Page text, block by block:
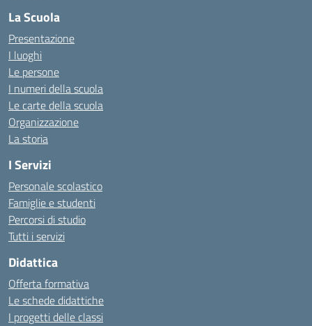
La Scuola
Presentazione
I luoghi
Le persone
I numeri della scuola
Le carte della scuola
Organizzazione
La storia
I Servizi
Personale scolastico
Famiglie e studenti
Percorsi di studio
Tutti i servizi
Didattica
Offerta formativa
Le schede didattiche
I progetti delle classi